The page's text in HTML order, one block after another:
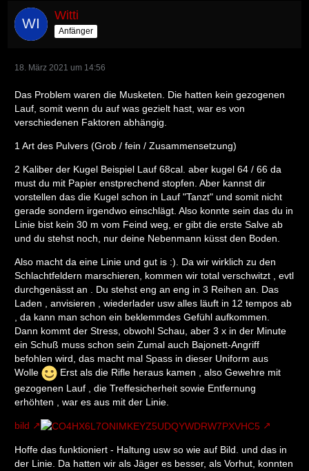
Witti
Anfänger
18. März 2021 um 14:56
Das Problem waren die Musketen. Die hatten kein gezogenen
Lauf, somit wenn du auf was gezielt hast, war es von
verschiedenen Faktoren abhängig.
1 Art des Pulvers (Grob / fein / Zusammensetzung)
2 Kaliber der Kugel Beispiel Lauf 68cal. aber kugel 64 / 66 da
must du mit Papier enstprechend stopfen. Aber kannst dir
vorstellen das die Kugel schon in Lauf "Tanzt" und somit nicht
gerade sondern irgendwo einschlägt. Also konnte sein das du in
Linie bist kein 30 m vom Feind weg, er gibt die erste Salve ab
und du stehst noch, nur deine Nebenmann küsst den Boden.
Also macht da eine Linie und gut is :). Da wir wirklich zu den
Schlachtfeldern marschieren, kommen wir total verschwitzt , evtl
durchgenässt an . Du stehst eng an eng in 3 Reihen an. Das
Laden , anvisieren , wiederlader usw alles läuft in 12 tempos ab
, da kann man schon ein beklemmdes Gefühl aufkommen.
Dann kommt der Stress, obwohl Schau, aber 3 x in der Minute
ein Schuß muss schon sein Zumal auch Bajonett-Angriff
befohlen wird, das macht mal Spass in dieser Uniform aus
Wolle
Erst als die Rifle heraus kamen , also Gewehre mit
gezogenen Lauf , die Treffesicherheit sowie Entfernung
erhöhten , war es aus mit der Linie.
bild
Hoffe das funktioniert - Haltung usw so wie auf Bild. und das in
der Linie. Da hatten wir als Jäger es besser, als Vorhut, konnten